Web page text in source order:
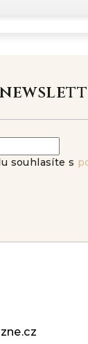
souhlasíte s